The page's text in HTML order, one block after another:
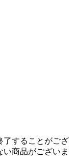
了することがござ
商品がございま